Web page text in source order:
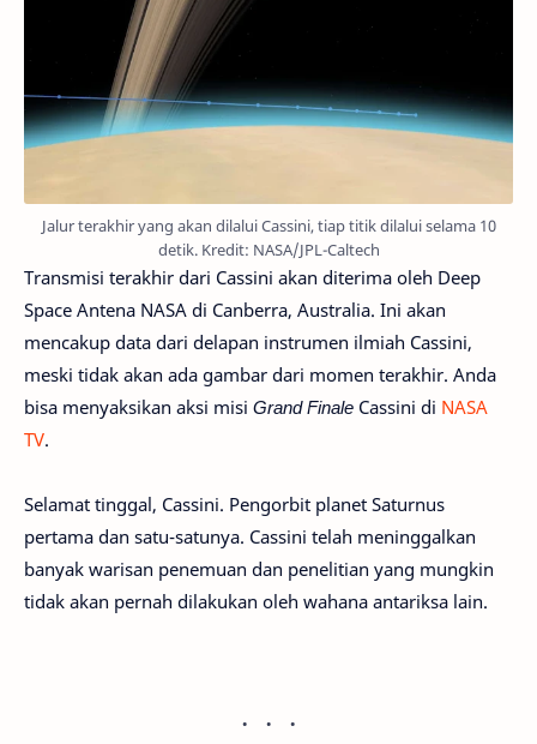
Jalur terakhir yang akan dilalui Cassini, tiap titik dilalui selama 10
detik. Kredit: NASA/JPL-Caltech
Transmisi terakhir dari Cassini akan diterima oleh Deep
Space Antena NASA di Canberra, Australia. Ini akan
mencakup data dari delapan instrumen ilmiah Cassini,
meski tidak akan ada gambar dari momen terakhir. Anda
bisa menyaksikan aksi misi Grand Finale Cassini di NASA
TV.
Selamat tinggal, Cassini. Pengorbit planet Saturnus
pertama dan satu-satunya. Cassini telah meninggalkan
banyak warisan penemuan dan penelitian yang mungkin
tidak akan pernah dilakukan oleh wahana antariksa lain.